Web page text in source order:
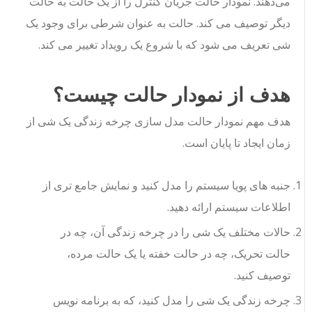
دیگر توصیف می کند. حالت به عنوان شرطی برای وجود یک
شی تعریف می شود که با شروع یک رویداد تغییر می کند.
هدف از نمودار حالت چیست؟
هدف مهم نمودار حالت مدل سازی چرخه زندگی یک شی از
زمان ایجاد تا پایان است.
جنبه های پویا سیستم را مدل کنید و نمایش جامع تری از
اطلاعات سیستم ارائه دهید.
حالات مختلف یک شی را در چرخه زندگی آن، چه در
حالت تحریک، چه در حالت خفته یا یک حالت مرده،
توصیف کنید.
چرخه زندگی یک شی را مدل کنید، که به برنامه نویس